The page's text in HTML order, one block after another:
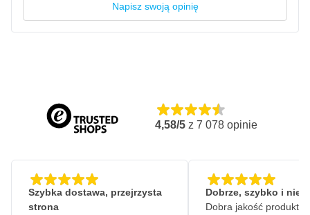
Napisz swoją opinię
4,58/5 z 7 078 opinie
Szybka dostawa, przejrzysta
strona
Dobrze, szybko i
Dobra jakość